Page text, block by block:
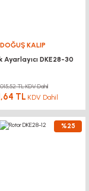
DOĞUŞ KALIP
Ayarlayıcı DKE28-30
TL KDV Dahil
TL KDV Dahil
%25